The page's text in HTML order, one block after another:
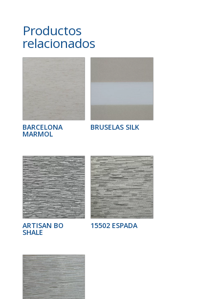
Productos
relacionados
BARCELONA
MARMOL
BRUSELAS SILK
ARTISAN BO
SHALE
15502 ESPADA